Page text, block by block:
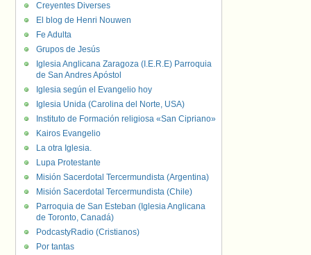
Creyentes Diverses
El blog de Henri Nouwen
Fe Adulta
Grupos de Jesús
Iglesia Anglicana Zaragoza (I.E.R.E) Parroquia
de San Andres Apóstol
Iglesia según el Evangelio hoy
Iglesia Unida (Carolina del Norte, USA)
Instituto de Formación religiosa «San Cipriano»
Kairos Evangelio
La otra Iglesia.
Lupa Protestante
Misión Sacerdotal Tercermundista (Argentina)
Misión Sacerdotal Tercermundista (Chile)
Parroquia de San Esteban (Iglesia Anglicana
de Toronto, Canadá)
PodcastyRadio (Cristianos)
Por tantas